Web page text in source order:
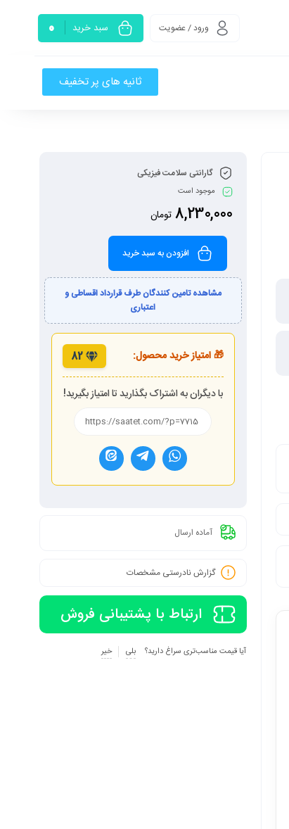
ورود / عضویت سبد خرید 0
ثانیه های پر تخفیف
گارانتی سلامت فیزیکی
موجود است
8,230,000 تومان
افزودن به سبد خرید
مشاهده تامین کنندگان طرف قرارداد اقساطی و
اعتباری
🎁 امتیاز خرید محصول: 82
با دیگران به اشتراک بگذارید تا امتیاز بگیرید!
آماده ارسال
گزارش نادرستی مشخصات
ارتباط با پشتیبانی فروش
آیا قیمت مناسب‌تری سراغ دارید؟ بلی خیر